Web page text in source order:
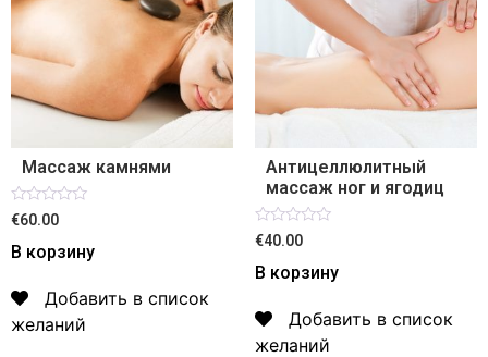
Массаж камнями
Оценка
0
из
5
€60.00
В корзину
Добавить в список
желаний
Антицеллюлитный
массаж ног и ягодиц
Оценка
0
из
5
€40.00
В корзину
Добавить в список
желаний